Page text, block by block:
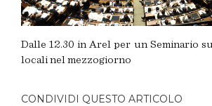
Dalle 12.30 in Arel per un Seminario
locali nel mezzogiorno
CONDIVIDI QUESTO ARTICOLO